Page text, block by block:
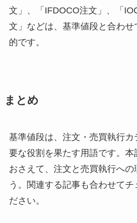
文」、「IFDOCO注文」、「
文」などは、基準値段と合わせ
的です。
まとめ
基準値段は、注文・売買執行カ
要な役割を果たす用語です。本
おさえて、注文と売買執行への
う。関連する記事も合わせてチ
ださい。